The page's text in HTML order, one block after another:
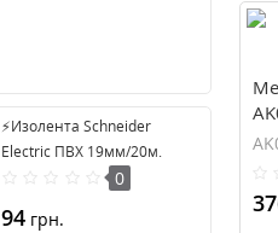
⚡Изолента Schneider
Electric ПВХ 19мм/20м.
Цвет "Белый" (2420104)
0
94 грн.